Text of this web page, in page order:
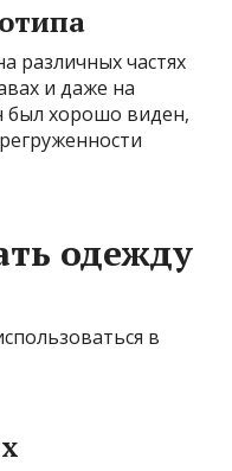
различных частях
и даже на
хорошо виден,
одежду
в